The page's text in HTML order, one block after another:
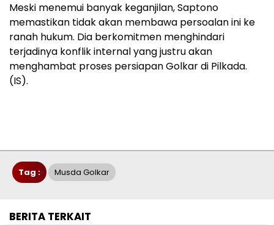
Meski menemui banyak keganjilan, Saptono
memastikan tidak akan membawa persoalan ini ke
ranah hukum. Dia berkomitmen menghindari
terjadinya konflik internal yang justru akan
menghambat proses persiapan Golkar di Pilkada.
(IS).
Tag : Musda Golkar
BERITA TERKAIT